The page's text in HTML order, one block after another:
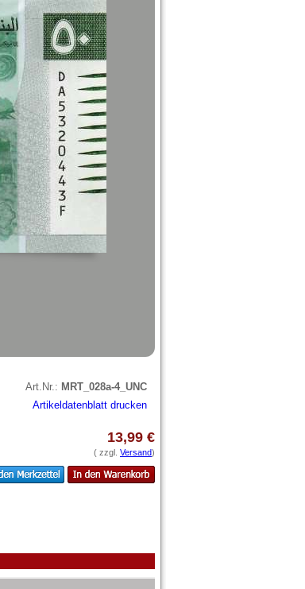
Art.Nr.: MRT_028a-4_UNC
Artikeldatenblatt drucken
13,99 €
( zzgl. Versand)